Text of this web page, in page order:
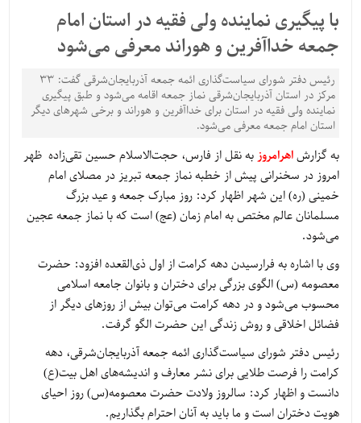
با پیگیری نماینده ولی فقیه در استان امام
جمعه خداآفرین و هوراند معرفی می‌شود
رئیس دفتر شورای سیاست‌گذاری ائمه جمعه آذربایجان‌شرقی گفت: ۳۳
‌مرکز در استان آذربایجان‌شرقی نماز جمعه اقامه می‌شود و طبق پیگیری
نماینده ولی فقیه در استان برای خداآفرین و هوراند و برخی شهرهای دیگر
استان امام جمعه معرفی می‌شود.
به گزارشاهرامروز به نقل از فارس، حجت‌الاسلام حسین تقی‌زاده ظهر
امروز در سخنرانی پیش از خطبه نماز جمعه تبریز در مصلای امام
خمینی (ره) این شهر اظهار کرد: روز مبارک جمعه و عید بزرگ
مسلمانان عالم مختص به امام زمان (عج) است که با نماز جمعه عجین
می‌شود.
وی با اشاره به فرارسیدن دهه کرامت از اول ذی‌القعده افزود: حضرت
معصومه (س) الگوی بزرگی برای دختران و بانوان جامعه اسلامی
محسوب می‌شود و در دهه کرامت می‌توان بیش از روزهای دیگر از
فضائل اخلاقی و روش زندگی این حضرت الگو گرفت.
رئیس دفتر شورای سیاست‌گذاری ائمه جمعه آذربایجان‌شرقی، دهه
کرامت را فرصت طلایی برای نشر معارف و اندیشه‌های اهل بیت(ع)
دانست و اظهار کرد: سالروز ولادت حضرت معصومه(س) روز احیای
هویت دختران است و ما باید به آنان احترام بگذاریم.